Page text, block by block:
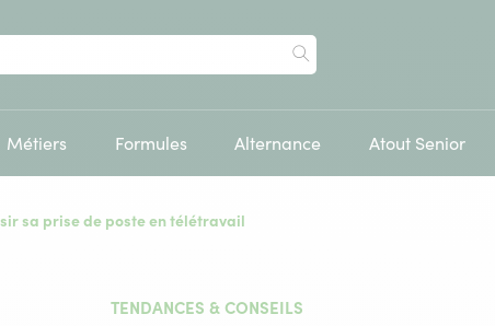
Rechercher
Métiers Formules Alternance Atout Senior
sa prise de poste en télétravail
TENDANCES & CONSEILS